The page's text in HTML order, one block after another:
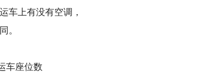
车上有没有空调，
。
车座位数